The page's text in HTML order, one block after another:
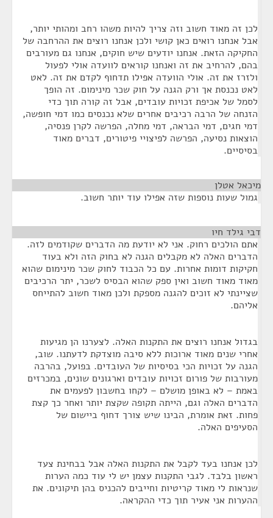
לכן זה מאוד חשוב וזה צריך להיות משהו רחב ומהותי יותר,
אבל אנחנו רואים כאן קושי ולכן אנחנו רוצים את ההרחבה של
החקיקה הזאת. אנחנו יודעים שיש חוקים, אנחנו גם מעורבים
בהם, להרחיב את זה ואנחנו קוראים לוועדה אולי לפעול
ולזרז את זה. אולי הוועדה אפילו תדחוף לקדם את זה. לאט
לאט נכנסת אך ורק הגנה על חוק שכר מינימום. זה הופך
לסמל של אכיפת זכויות עובדים, אבל זה קורה תוך כדי
הזנחה של הרבה רכיבים אחרים שלא נכנסים כמו דמי חופשה,
דמי חגים, דמי הבראה, דמי מחלה, הפרשה לקרן פנסיה,
הוצאות נסיעה, הפרשה לפיצויי פיטורים, דברים מאוד
בסיסיים.
מיכאל אטלן
גמול שעות נוספות שזה אפילו עוד יותר חשוב.
דבי גילד חיו
אתם הולכים רחוק. אני לא יודעת מה הדברים שקודמים לזה.
הדברים האלה לא מקבלים הגנה לא בחוק הזה ולא בעוד
חקיקות דומות אחרות. עם כל הכבוד לחוק שכר מינימום שהוא
מאוד מאוד חשוב ואין ספק שהוא הבסיס לשכר, יתר הרכיבים
שציינתי לא זוכים להגנה מספקת ולכן מאוד חשוב להתייחס
אליהם.
בגדול אנחנו רוצים את התקנות האלה. לצערנו הן מגיעות
אחרי שנים מאוד ארוכות ללא סיבה מוצדקת לדעתנו. שוב,
הגנה על זכויות הכי בסיסיות של העובדים. בפועל, בהרבה
מעורבות של פורום זכויות עובדים וארגונים שונים, במכרזים
באמת – לא באופן מושלם – לקחו בחשבון לפעמים את
הדברים האלה וגם, הייתה תקופה שקצת יותר ואחר כך קצת
פחות. זאת אומרת, הבינו שיש צורך דחוף ביישום של
הסעיפים האלה.
לכן אנחנו בעד לקבל את התקנות האלה אבל בבחינת צעד
ראשון בלבד. לגבי התקנות עצמן יש לי עוד כמה הערות
שנראות לי מאוד קריטיות וחייבים להכניס בהן תיקונים. את
ההערות אני אעיר תוך כדי ההקראה.